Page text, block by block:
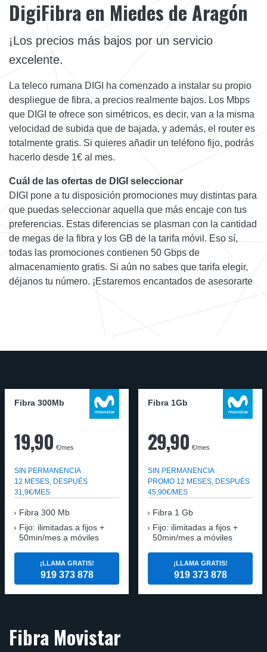
DigiFibra en Miedes de Aragón
¡Los precios más bajos por un servicio
excelente.
La teleco rumana DIGI ha comenzado a instalar su propio
despliegue de fibra, a precios realmente bajos. Los Mbps
que DIGI te ofrece son simétricos, es decir, van a la misma
velocidad de subida que de bajada, y además, el router es
totalmente gratis. Si quieres añadir un teléfono fijo, podrás
hacerlo desde 1€ al mes.
Cuál de las ofertas de DIGI seleccionar
DIGI pone a tu disposición promociones muy distintas para
que puedas seleccionar aquella que más encaje con tus
preferencias. Estas diferencias se plasman con la cantidad
de megas de la fibra y los GB de la tarifa móvil. Eso sí,
todas las promociones contienen 50 Gbps de
almacenamiento gratis. Si aún no sabes que tarifa elegir,
déjanos tu número. ¡Estaremos encantados de asesorarte
Fibra 300Mb
19,90 €/mes
SIN PERMANENCIA
12 MESES, DESPUÉS
31,9€/MES
Fibra 300 Mb
Fijo: ilimitadas a fijos +
50min/mes a móviles
¡LLAMA GRATIS!
919 373 878
Fibra 1Gb
29,90 €/mes
SIN PERMANENCIA
PROMO 12 MESES, DESPUÉS
45,90€/MES
Fibra 1 Gb
Fijo: ilimitadas a fijos +
50min/mes a móviles
¡LLAMA GRATIS!
919 373 878
Fibra Movistar